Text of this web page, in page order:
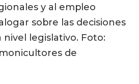
y al empleo
sobre las decisiones
legislativo. Foto:
de